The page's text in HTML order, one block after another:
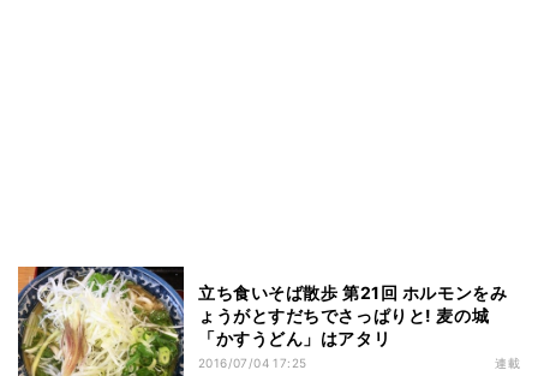
立ち食いそば散歩 第21回 ホルモンをみ
ょうがとすだちでさっぱりと! 麦の城
「かすうどん」はアタリ
2016/07/04 17:25 連載